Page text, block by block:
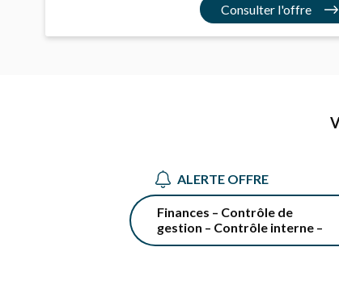
Consulter l'offre
ALERTE OFFRE
Finances – Contrôle de
gestion – Contrôle interne –
Comptabilité